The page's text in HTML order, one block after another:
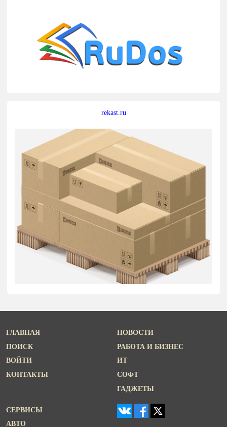
rekast.ru
ГЛАВНАЯ
ПОИСК
ВОЙТИ
КОНТАКТЫ
НОВОСТИ
РАБОТА И БИЗНЕС
ИТ
СОФТ
ГАДЖЕТЫ
СЕРВИСЫ
АВТО